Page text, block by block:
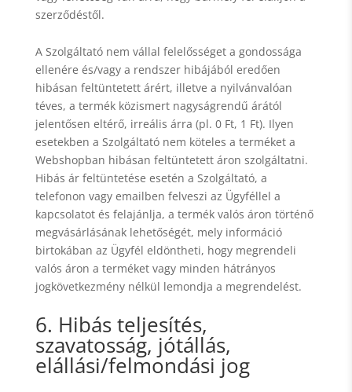
szerződéstől.
A Szolgáltató nem vállal felelősséget a gondossága
ellenére és/vagy a rendszer hibájából eredően
hibásan feltüntetett árért, illetve a nyilvánvalóan
téves, a termék közismert nagyságrendű árától
jelentősen eltérő, irreális árra (pl. 0 Ft, 1 Ft). Ilyen
esetekben a Szolgáltató nem köteles a terméket a
Webshopban hibásan feltüntetett áron szolgáltatni.
Hibás ár feltüntetése esetén a Szolgáltató, a
telefonon vagy emailben felveszi az Ügyféllel a
kapcsolatot és felajánlja, a termék valós áron történő
megvásárlásának lehetőségét, mely információ
birtokában az Ügyfél eldöntheti, hogy megrendeli
valós áron a terméket vagy minden hátrányos
jogkövetkezmény nélkül lemondja a megrendelést.
6. Hibás teljesítés,
szavatosság, jótállás,
elállási/felmondási jog